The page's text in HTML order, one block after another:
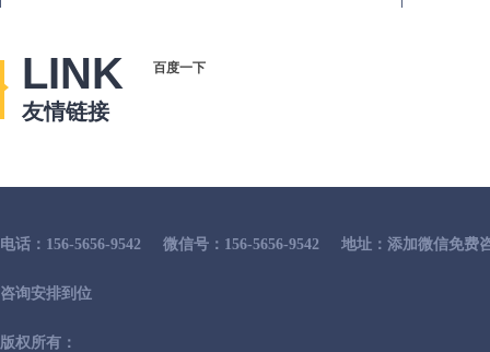
LINK
友情链接
百度一下
电话：156-5656-9542 微信号：156-5656-9542 地址：添加微信免费
咨询安排到位
版权所有：